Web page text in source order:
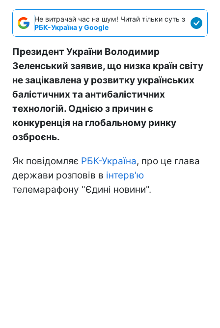
Не витрачай час на шум! Читай тільки суть з
РБК-Україна у Google
Президент України Володимир
Зеленський заявив, що низка країн світу
не зацікавлена у розвитку українських
балістичних та антибалістичних
технологій. Однією з причин є
конкуренція на глобальному ринку
озброєнь.
Як повідомляє РБК-Україна, про це глава
держави розповів в інтерв'ю
телемарафону "Єдині новини".